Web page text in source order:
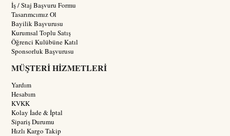
İş / Staj Başvuru Formu
Tasarımcımız Ol
Bayilik Başvurusu
Kurumsal Toplu Satış
Öğrenci Kulübüne Katıl
Sponsorluk Başvurusu
MÜŞTERİ HİZMETLERİ
Yardım
Hesabım
KVKK
Kolay İade & İptal
Sipariş Durumu
Hızlı Kargo Takip